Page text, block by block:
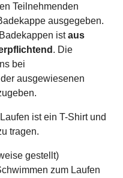
Teilnehmenden
ausgegeben.
Badekappen istaus
. Die
bei
ausgewiesenen
ist ein T-Shirt und
tragen.
gestellt)
zum Laufen